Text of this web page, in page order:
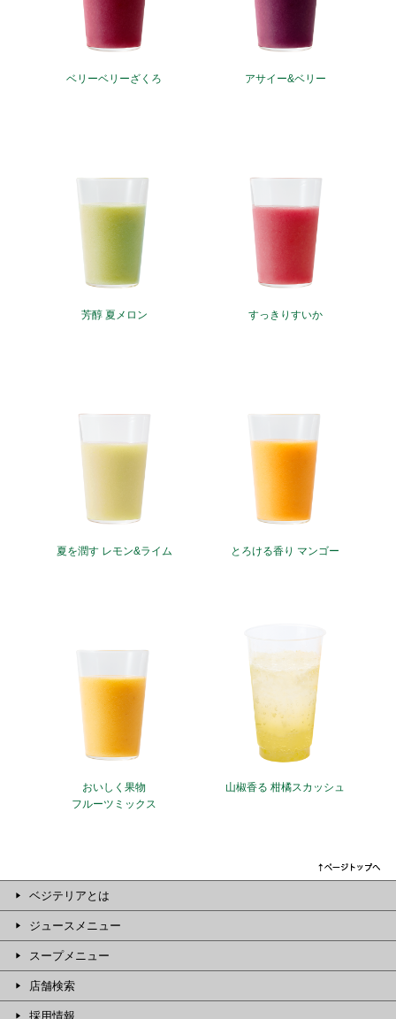
ベリーベリーざくろ アサイー&ベリー
芳醇 夏メロン すっきりすいか
夏を潤す レモン&ライム とろける香り マンゴー
おいしく果物
フルーツミックス
山椒香る 柑橘スカッシュ
ベジテリアとは
ジュースメニュー
スープメニュー
店舗検索
採用情報